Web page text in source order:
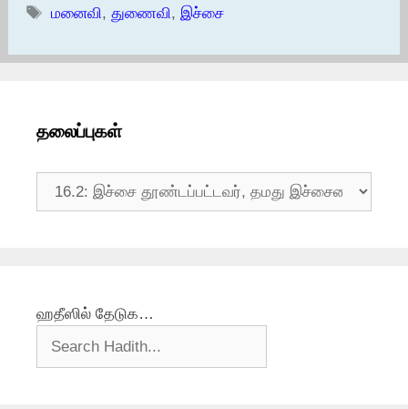
Tags
மனைவி,துணைவி, இச்சை
தலைப்புகள்
தலைப்புகள்
ஹதீஸில் தேடுக…